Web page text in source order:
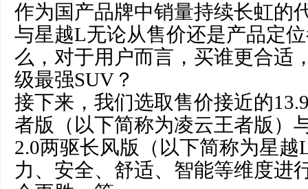
作为国产品牌中销量持续长虹的
与星越L无论从售价还是产品定
么，对于用户而言，买谁更合适
级最强SUV？
接下来，我们选取售价接近的
者版（以下简称为凌云王者版）
2.0两驱长风版（以下简称为星
力、安全、舒适、智能等维度进